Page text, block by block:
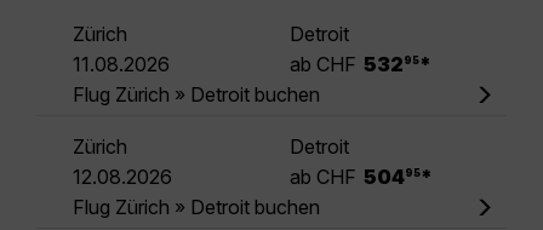
Zürich
Detroit
11.08.2026
ab CHF 532 95 *
Flug Zürich » Detroit buchen
Zürich
Detroit
12.08.2026
ab CHF 50495 *
Flug Zürich » Detroit buchen